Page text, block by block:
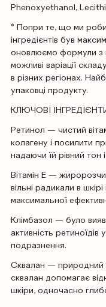
Phenoxyethanol,
* Попри те, що ми
інгредієнтів був
оновлюємо формули з
можливі варіації
в різних регіонах.
упаковці продукту.
КЛЮЧОВІ
Ретинол — чистий
колагену і посилити
надаючи їй рівний тон
Вітамін Е —
вільні радикали в
максимальної
Клімбазол — було
активність
подразнення.
Сквалан — природний
сквалан допомагає
шкіри, одночасно